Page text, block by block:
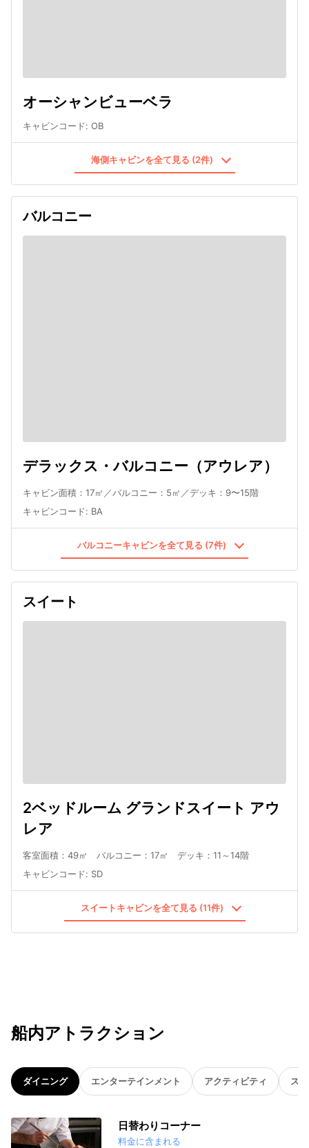
オーシャンビューベラ
キャビンコード: OB
海側キャビンを全て見る (2件)
バルコニー
デラックス・バルコニー（アウレア）
キャビン面積：17㎡／バルコニー：5㎡／デッキ：9〜15階
キャビンコード: BA
バルコニーキャビンを全て見る (7件)
スイート
2ベッドルーム グランドスイート アウ
レア
客室面積：49㎡ バルコニー：17㎡ デッキ：11～14階
キャビンコード: SD
スイートキャビンを全て見る (11件)
船内アトラクション
ダイニング エンターテインメント アクティビティ ス
日替わりコーナー
料金に含まれる